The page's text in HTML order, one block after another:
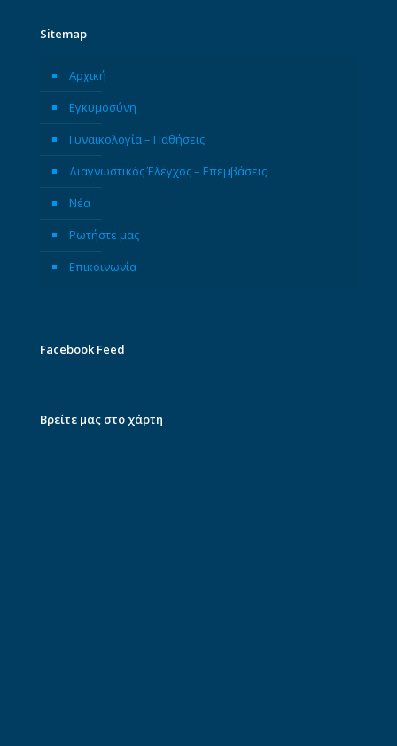
Sitemap
Αρχική
Εγκυμοσύνη
Γυναικολογία – Παθήσεις
Διαγνωστικός Έλεγχος – Επεμβάσεις
Νέα
Ρωτήστε μας
Επικοινωνία
Facebook Feed
Βρείτε μας στο χάρτη